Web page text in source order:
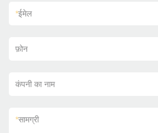
*ईमेल
फ़ोन
कंपनी का नाम
*सामग्री